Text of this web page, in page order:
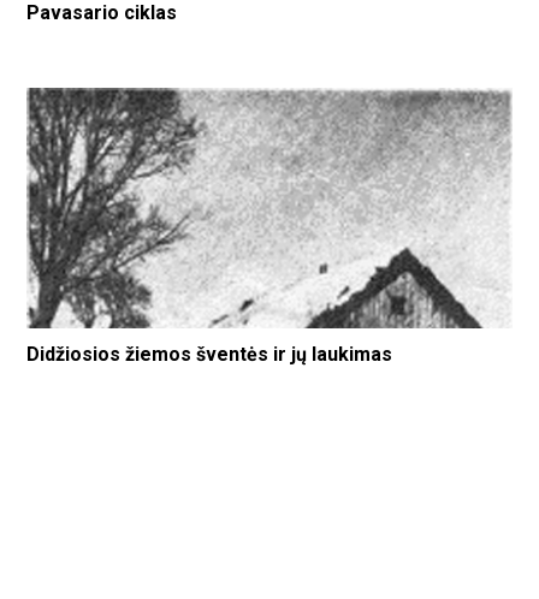
Pavasario ciklas
Didžiosios žiemos šventės ir jų laukimas